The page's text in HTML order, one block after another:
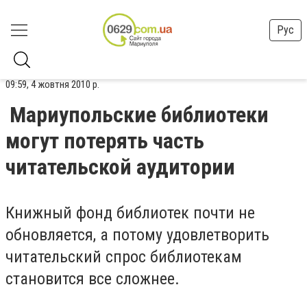
Рус
09:59, 4 жовтня 2010 р.
Мариупольские библиотеки
могут потерять часть
читательской аудитории
Книжный фонд библиотек почти не
обновляется, а потому удовлетворить
читательский спрос библиотекам
становится все сложнее.